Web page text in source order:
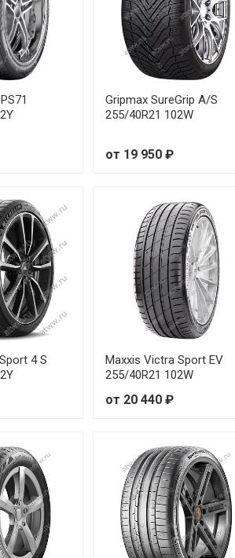
Gripmax SureGrip A/S
255/40R21 102W
от 19 950 ₽
4 S
Maxxis Victra Sport EV
255/40R21 102W
от 20 440 ₽